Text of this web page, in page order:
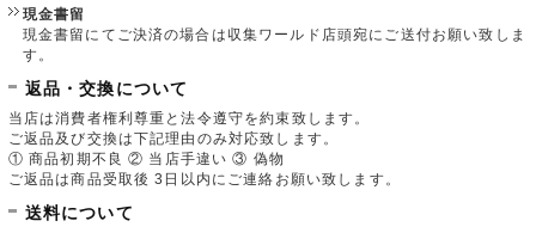
現金書留
現金書留にてご決済の場合は収集ワールド店頭宛にご送付お願い致しま
す。
返品・交換について
当店は消費者権利尊重と法令遵守を約束致します。
ご返品及び交換は下記理由のみ対応致します。
① 商品初期不良 ② 当店手違い ③ 偽物
ご返品は商品受取後 3日以内にご連絡お願い致します。
送料について